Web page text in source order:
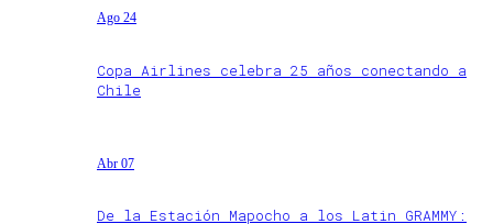
Ago 24
Copa Airlines celebra 25 años conectando a
Chile
Abr 07
De la Estación Mapocho a los Latin GRAMMY: